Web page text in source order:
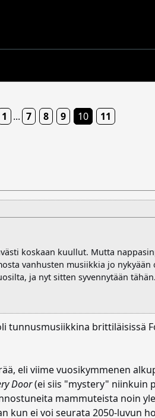
1 ... 7 8 9 10 11
koskaan kuullut. Mutta
vanhusten musiikkia jo
ja nyt sitten syvennytään
tunnusmusiikkina brittiläisissä
eli viime vuosikymmenen
Door(ei siis "mystery" niinkuin
mammuteista noin
kun ei voi seurata 2050-luvun